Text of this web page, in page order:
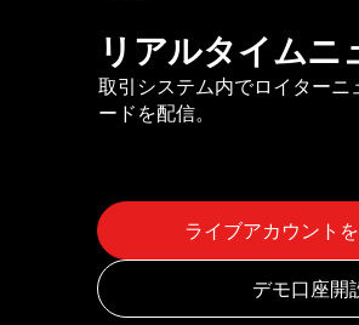
リアルタイムニ
取引システム内でロイターニ
ードを配信。